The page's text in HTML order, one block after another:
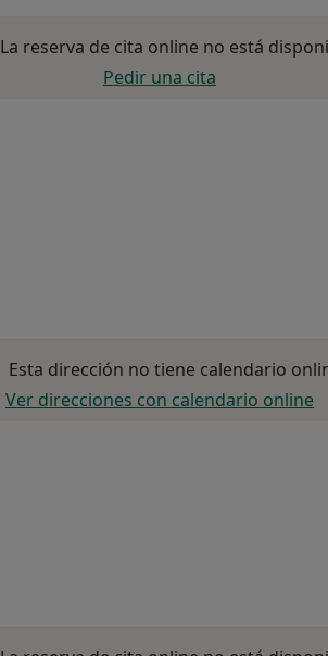
La reserva de cita online no está
Pedir una cita
Esta dirección no tiene calendario
Ver direcciones con calendario online